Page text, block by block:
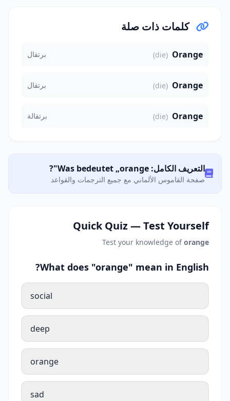
كلمات ذات صلة
Orange
(die) برتقال
Orange
(die) برتقال
Orange
(die) برتقالة
التعريف الكامل: Was bedeutet „orange"?
صفحة القاموس الألماني مع جميع الترجمات والقواعد
Quick Quiz — Test Yourself
Test your knowledge oforange
What does "orange" mean in English?
social
deep
orange
sad